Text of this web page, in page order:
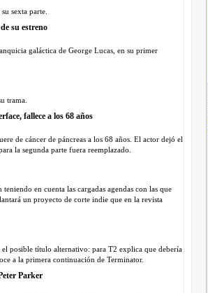
sexta parte.
su estreno
galáctica de George Lucas, en su primer
trama.
fallece a los 68 años
de cáncer de páncreas a los 68 años. El actor dejó el
la segunda parte fuera reemplazado.
en cuenta las cargadas agendas con las que
un proyecto de corte indie que en la revista
posible título alternativo: para T2 explica que debería
a la primera continuación de Terminator.
Parker